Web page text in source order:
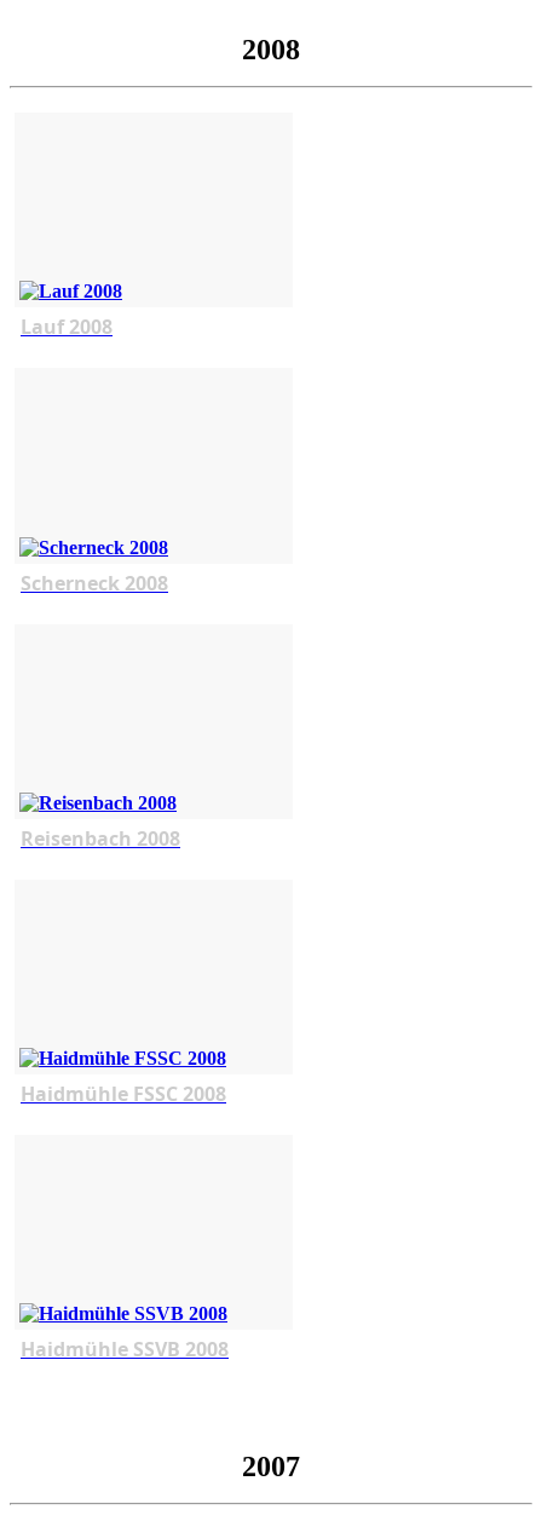
2008
Lauf 2008
Scherneck 2008
Reisenbach 2008
Haidmühle FSSC 2008
Haidmühle SSVB 2008
2007